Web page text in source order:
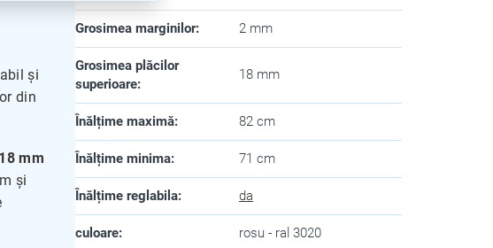
și
din
mm
și
Grosimea marginilor: 2 mm
Grosimea plăcilor
superioare:
18 mm
Înălțime maximă: 82 cm
Înălțime minima: 71 cm
Înălțime reglabila: da
culoare: rosu - ral 3020